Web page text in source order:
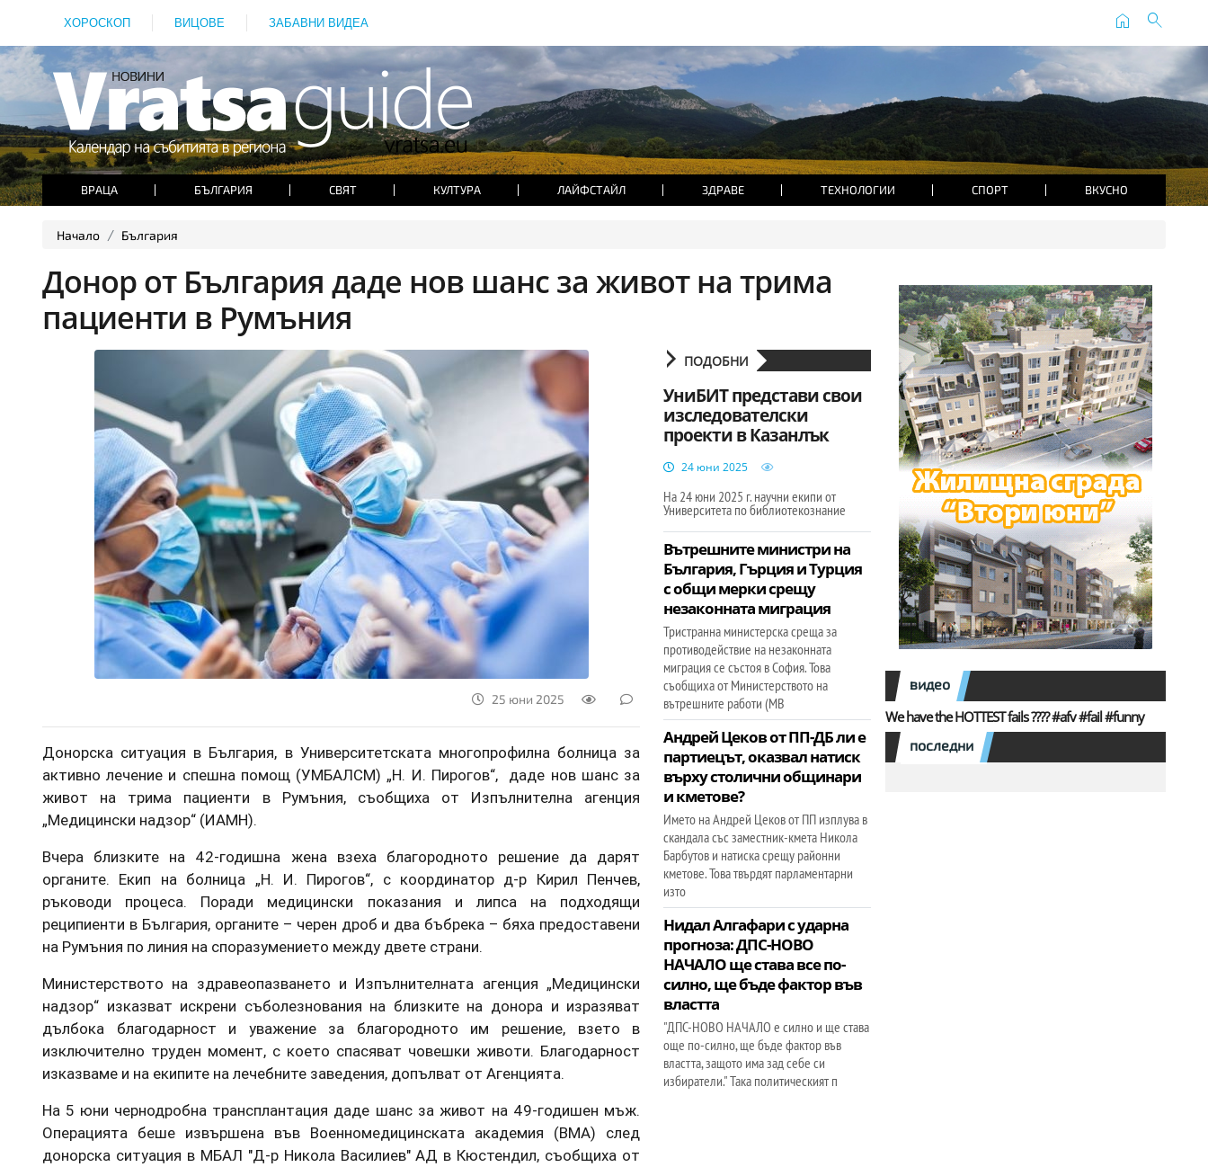
ХОРОСКОП ВИЦОВЕ ЗАБАВНИ ВИДЕА home search
ВРАЦА БЪЛГАРИЯ СВЯТ КУЛТУРА ЛАЙФСТАЙЛ ЗДРАВЕ ТЕХНОЛОГИИ СПОРТ ВКУСНО
Начало България
Донор от България даде нов шанс за живот на трима
пациенти в Румъния
25 юни 2025
Донорска ситуация в България, в Университетската многопрофилна болница за
активно лечение и спешна помощ (УМБАЛСМ) „Н. И. Пирогов“, даде нов шанс за
живот на трима пациенти в Румъния, съобщиха от Изпълнителна агенция
„Медицински надзор“ (ИАМН).
Вчера близките на 42-годишна жена взеха благородното решение да дарят
органите. Екип на болница „Н. И. Пирогов“, с координатор д-р Кирил Пенчев,
ръководи процеса. Поради медицински показания и липса на подходящи
реципиенти в България, органите – черен дроб и два бъбрека – бяха предоставени
на Румъния по линия на споразумението между двете страни.
Министерството на здравеопазването и Изпълнителната агенция „Медицински
надзор“ изказват искрени съболезнования на близките на донора и изразяват
дълбока благодарност и уважение за благородното им решение, взето в
изключително труден момент, с което спасяват човешки животи. Благодарност
изказваме и на екипите на лечебните заведения, допълват от Агенцията.
На 5 юни чернодробна трансплантация даде шанс за живот на 49-годишен мъж.
Операцията беше извършена във Военномедицинската академия (ВМА) след
донорска ситуация в МБАЛ "Д-р Никола Василиев" АД в Кюстендил, съобщиха от
ПОДОБНИ
УниБИТ представи свои
изследователски
проекти в Казанлък
24 юни 2025
На 24 юни 2025 г. научни екипи от
Университета по библиотекознание
Вътрешните министри на
България, Гърция и Турция
с общи мерки срещу
незаконната миграция
Тристранна министерска среща за
противодействие на незаконната
миграция се състоя в София. Това
съобщиха от Министерството на
вътрешните работи (МВ
Андрей Цеков от ПП-ДБ ли е
партиецът, оказвал натиск
върху столични общинари
и кметове?
Името на Андрей Цеков от ПП изплува в
скандала със заместник-кмета Никола
Барбутов и натиска срещу районни
кметове. Това твърдят парламентарни
изто
Нидал Алгафари с ударна
прогноза: ДПС-НОВО
НАЧАЛО ще става все по-
силно, ще бъде фактор във
властта
"ДПС-НОВО НАЧАЛО е силно и ще става
още по-силно, ще бъде фактор във
властта, защото има зад себе си
избиратели." Така политическият п
видео
We have the HOTTEST fails ???? #afv #fail #funny
последни